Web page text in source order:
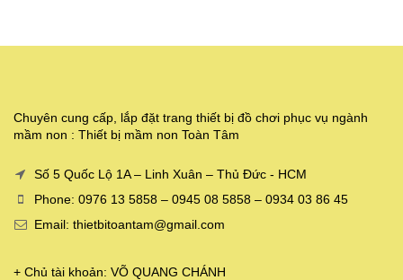
Chuyên cung cấp, lắp đặt trang thiết bị đồ chơi phục vụ ngành
mầm non : Thiết bị mầm non Toàn Tâm
Số 5 Quốc Lộ 1A – Linh Xuân – Thủ Đức - HCM
Phone: 0976 13 5858 – 0945 08 5858 – 0934 03 86 45
Email: thietbitoantam@gmail.com
+ Chủ tài khoản: VÕ QUANG CHÁNH